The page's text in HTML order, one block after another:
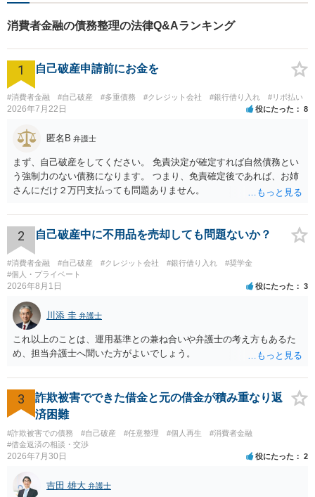
消費者金融の債務整理の法律Q&Aランキング
1 自己破産申請前にお金を
#消費者金融 #自己破産 #多重債務 #クレジット会社 #銀行借り入れ #リボ払い
2026年7月22日 役にたった 8
匿名B 弁護士
まず、自己破産をしてください。 免責決定が確定すれば自然債務とい
う強制力のない債務になります。 つまり、免責確定後であれば、お姉
さんにだけ２万円支払っても問題ありません。
2 自己破産中に不用品を売却しても問題ないか？
#消費者金融 #自己破産 #クレジット会社 #銀行借り入れ
#奨学金
#個人・プライベート
2026年8月1日 役にたった 3
川添 圭 弁護士
これ以上のことは、運用基準との兼ね合いや弁護士の考え方もあるた
め、担当弁護士へ聞いた方がよいでしょう。
3
詐欺被害でできた借金と元の借金が積み重なり返
済困難
#詐欺被害での債務 #自己破産 #任意整理 #個人再生
#消費者金融
#借金返済の相談・交渉
2026年7月30日 役にたった 2
吉田 雄大 弁護士